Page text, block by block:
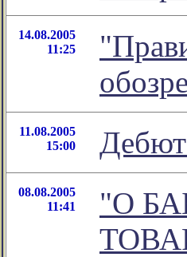
14.08.2005
11:25
11.08.2005
15:00
08.08.2005
11:41
"О